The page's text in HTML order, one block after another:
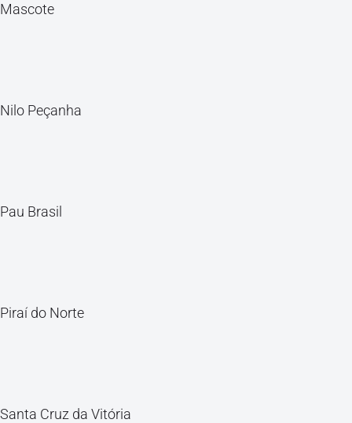
Mascote
Nilo Peçanha
Pau Brasil
Piraí do Norte
Santa Cruz da Vitória